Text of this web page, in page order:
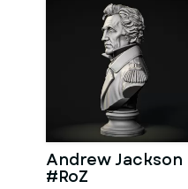
Andrew Jackson
#RoZ